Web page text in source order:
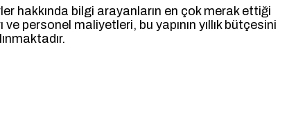
hakkında bilgi arayanların en çok merak ettiği
personel maliyetleri, bu yapının yıllık bütçesini